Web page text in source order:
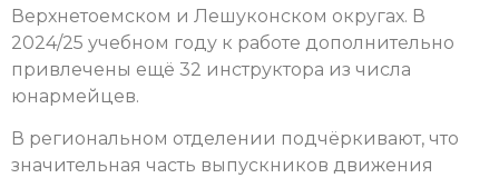
Верхнетоемском и Лешуконском округах. В
2024/25 учебном году к работе дополнительно
привлечены ещё 32 инструктора из числа
юнармейцев.
В региональном отделении подчёркивают, что
значительная часть выпускников движения